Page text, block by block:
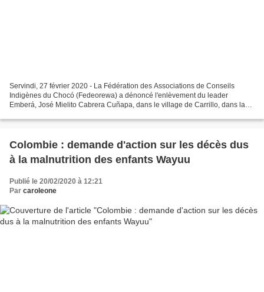
Servindi, 27 février 2020 - La Fédération des Associations de Conseils
Indigènes du Chocó (Fedeorewa) a dénoncé l'enlèvement du leader
Emberá, José Mielito Cabrera Cuñapa, dans le village de Carrillo, dans la
Colombie : demande d'action sur les décès dus
à la malnutrition des enfants Wayuu
Publié le 20/02/2020 à 12:21
Par caroleone